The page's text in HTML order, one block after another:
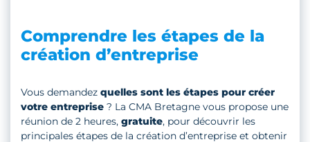
Comprendre les étapes de la
création d’entreprise
Vous demandez quelles sont les étapes pour créer
votre entreprise ? La CMA Bretagne vous propose une
réunion de 2 heures, gratuite, pour découvrir les
principales étapes de la création d’entreprise et obtenir